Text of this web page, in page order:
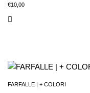
€10,00
FARFALLE | + COLORI